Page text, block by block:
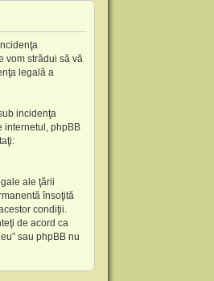
vom strădui să vă
legală a
incidenţa
internetul, phpBB
ale ţării
însoţită
condiţii.
de acord ca
sau phpBB nu